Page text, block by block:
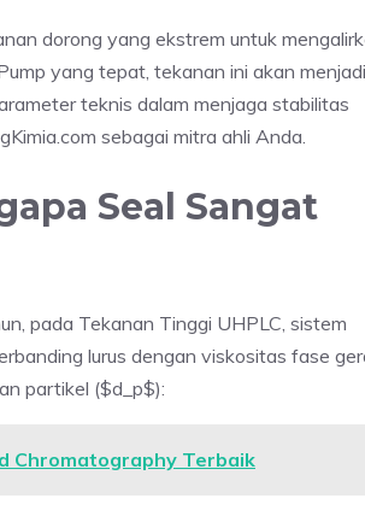
dorong yang ekstrem untuk
yang tepat, tekanan ini akan menjadi
teknis dalam menjaga stabilitas
sebagai mitra ahli Anda.
Seal Sangat
pada Tekanan Tinggi UHPLC, sistem
lurus dengan viskositas fase
partikel ($d_p$):
Chromatography Terbaik